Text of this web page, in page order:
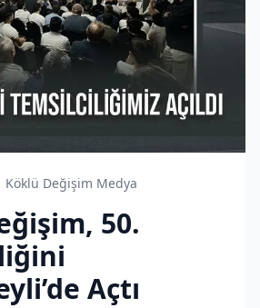
Köklü Değişim Medya
50.
Açtı